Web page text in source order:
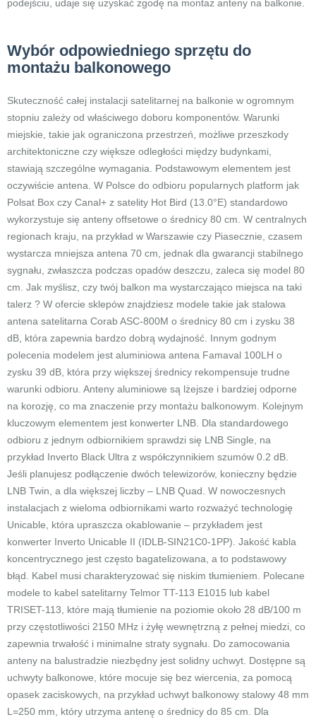
podejściu, udaje się uzyskać zgodę na montaż anteny na balkonie.
Wybór odpowiedniego sprzętu do
montażu balkonowego
Skuteczność całej instalacji satelitarnej na balkonie w ogromnym
stopniu zależy od właściwego doboru komponentów. Warunki
miejskie, takie jak ograniczona przestrzeń, możliwe przeszkody
architektoniczne czy większe odległości między budynkami,
stawiają szczególne wymagania. Podstawowym elementem jest
oczywiście antena. W Polsce do odbioru popularnych platform jak
Polsat Box czy Canal+ z satelity Hot Bird (13.0°E) standardowo
wykorzystuje się anteny offsetowe o średnicy 80 cm. W centralnych
regionach kraju, na przykład w Warszawie czy Piasecznie, czasem
wystarcza mniejsza antena 70 cm, jednak dla gwarancji stabilnego
sygnału, zwłaszcza podczas opadów deszczu, zaleca się model 80
cm. Jak myślisz, czy twój balkon ma wystarczająco miejsca na taki
talerz ? W ofercie sklepów znajdziesz modele takie jak stalowa
antena satelitarna Corab ASC-800M o średnicy 80 cm i zysku 38
dB, która zapewnia bardzo dobrą wydajność. Innym godnym
polecenia modelem jest aluminiowa antena Famaval 100LH o
zysku 39 dB, która przy większej średnicy rekompensuje trudne
warunki odbioru. Anteny aluminiowe są lżejsze i bardziej odporne
na korozję, co ma znaczenie przy montażu balkonowym. Kolejnym
kluczowym elementem jest konwerter LNB. Dla standardowego
odbioru z jednym odbiornikiem sprawdzi się LNB Single, na
przykład Inverto Black Ultra z współczynnikiem szumów 0.2 dB.
Jeśli planujesz podłączenie dwóch telewizorów, konieczny będzie
LNB Twin, a dla większej liczby – LNB Quad. W nowoczesnych
instalacjach z wieloma odbiornikami warto rozważyć technologię
Unicable, która upraszcza okablowanie – przykładem jest
konwerter Inverto Unicable II (IDLB-SIN21C0-1PP). Jakość kabla
koncentrycznego jest często bagatelizowana, a to podstawowy
błąd. Kabel musi charakteryzować się niskim tłumieniem. Polecane
modele to kabel satelitarny Telmor TT-113 E1015 lub kabel
TRISET-113, które mają tłumienie na poziomie około 28 dB/100 m
przy częstotliwości 2150 MHz i żyłę wewnętrzną z pełnej miedzi, co
zapewnia trwałość i minimalne straty sygnału. Do zamocowania
anteny na balustradzie niezbędny jest solidny uchwyt. Dostępne są
uchwyty balkonowe, które mocuje się bez wiercenia, za pomocą
opasek zaciskowych, na przykład uchwyt balkonowy stalowy 48 mm
L=250 mm, który utrzyma antenę o średnicy do 85 cm. Dla